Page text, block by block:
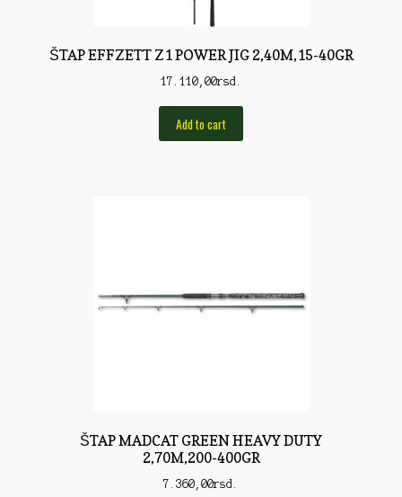
ŠTAP EFFZETT Z1 POWER JIG 2,40M,15-40GR
17.110,00rsd.
Add to cart
ŠTAP MADCAT GREEN HEAVY DUTY
2,70M,200-400GR
7.360,00rsd.